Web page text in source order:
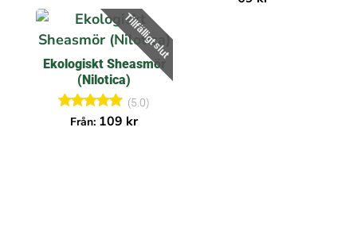
5.00
Tillfälligt slut
Ekologiskt Sheasmör
(Nilotica)
Betygsatt
(5.0)
Från: 109 kr